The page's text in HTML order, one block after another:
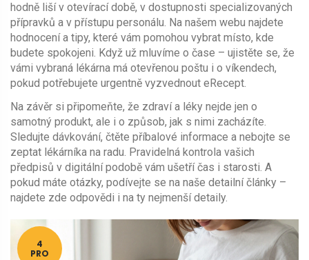
hodně liší v otevírací době, v dostupnosti specializovaných
přípravků a v přístupu personálu. Na našem webu najdete
hodnocení a tipy, které vám pomohou vybrat místo, kde
budete spokojeni. Když už mluvíme o čase – ujistěte se, že
vámi vybraná lékárna má otevřenou poštu i o víkendech,
pokud potřebujete urgentně vyzvednout eRecept.
Na závěr si připomeňte, že zdraví a léky nejde jen o
samotný produkt, ale i o způsob, jak s nimi zacházíte.
Sledujte dávkování, čtěte příbalové informace a nebojte se
zeptat lékárníka na radu. Pravidelná kontrola vašich
předpisů v digitální podobě vám ušetří čas i starosti. A
pokud máte otázky, podívejte se na naše detailní články –
najdete zde odpovědi i na ty nejmenší detaily.
4
PRO